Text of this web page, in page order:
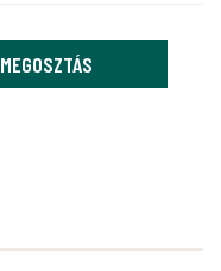
MEGOSZTÁS